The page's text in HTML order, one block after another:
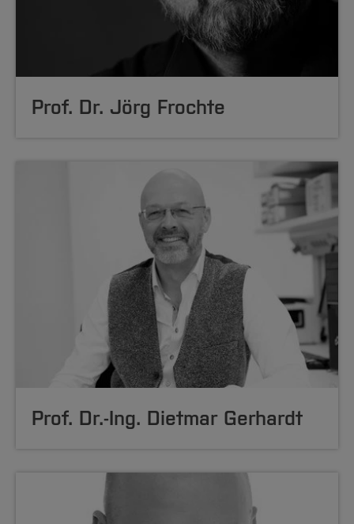
Prof. Dr. Jörg Frochte
Prof. Dr.-Ing. Dietmar Gerhardt